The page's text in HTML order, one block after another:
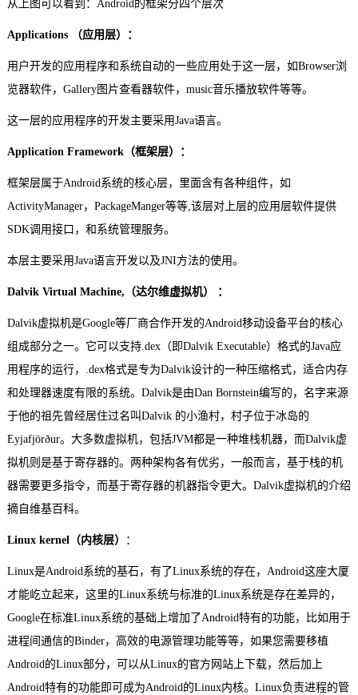
从上图可以看到：Android的框架分四个层次
Applications （应用层）：
用户开发的应用程序和系统自动的一些应用处于这一层，如Browser浏
览器软件，Gallery图片查看器软件，music音乐播放软件等等。
这一层的应用程序的开发主要采用Java语言。
Application Framework（框架层）：
框架层属于Android系统的核心层，里面含有各种组件，如
ActivityManager，PackageManger等等,该层对上层的应用层软件提供
SDK调用接口，和系统管理服务。
本层主要采用Java语言开发以及JNI方法的使用。
Dalvik Virtual Machine,（达尔维虚拟机） ：
Dalvik虚拟机是Google等厂商合作开发的Android移动设备平台的核心
组成部分之一。它可以支持.dex（即Dalvik Executable）格式的Java应
用程序的运行，.dex格式是专为Dalvik设计的一种压缩格式，适合内存
和处理器速度有限的系统。Dalvik是由Dan Bornstein编写的，名字来源
于他的祖先曾经居住过名叫Dalvik 的小渔村，村子位于冰岛的
Eyjafjörður。大多数虚拟机，包括JVM都是一种堆栈机器，而Dalvik虚
拟机则是基于寄存器的。两种架构各有优劣，一般而言，基于栈的机
器需要更多指令，而基于寄存器的机器指令更大。Dalvik虚拟机的介绍
摘自维基百科。
Linux kernel（内核层） ：
Linux是Android系统的基石，有了Linux系统的存在，Android这座大厦
才能屹立起来，这里的Linux系统与标准的Linux系统是存在差异的，
Google在标准Linux系统的基础上增加了Android特有的功能，比如用于
进程间通信的Binder，高效的电源管理功能等等，如果您需要移植
Android的Linux部分，可以从Linux的官方网站上下载，然后加上
Android特有的功能即可成为Android的Linux内核。Linux负责进程的管